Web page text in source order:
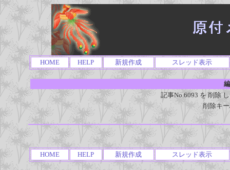
HOME HELP 新規作成 スレッド表示
記事No.6093 を 削除
削除キ
HOME HELP 新規作成 スレッド表示